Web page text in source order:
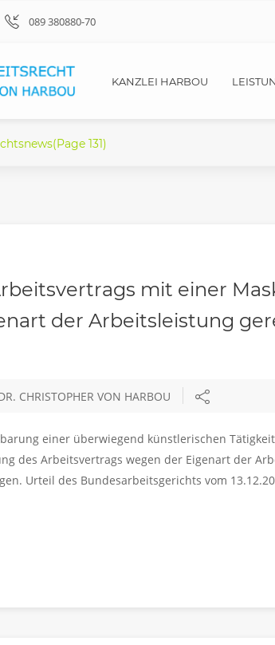
089 380880-70
KANZLEI HARBOU
(Page 131)
mit einer
der Arbeitsleistung
CHRISTOPHER VON HARBOU
einer überwiegend künstlerischen
des Arbeitsvertrags wegen der Eigenart der
Urteil des Bundesarbeitsgerichts vom